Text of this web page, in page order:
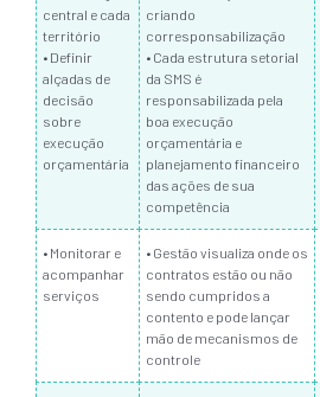
central e cada
território
• Definir
alçadas de
decisão
sobre
execução
orçamentária
criando
corresponsabilização
• Cada estrutura setorial
da SMS é
responsabilizada pela
boa execução
orçamentária e
planejamento financeiro
das ações de sua
competência
• Monitorar e
acompanhar
serviços
• Gestão visualiza onde os
contratos estão ou não
sendo cumpridos a
contento e pode lançar
mão de mecanismos de
controle